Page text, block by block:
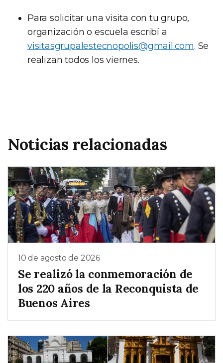
Para solicitar una visita con tu grupo,
organización o escuela escribí a
visitasgrupalestecnopolis@gmail.com. Se
realizan todos los viernes.
Noticias relacionadas
10 de agosto de 2026
Se realizó la conmemoración de
los 220 años de la Reconquista de
Buenos Aires